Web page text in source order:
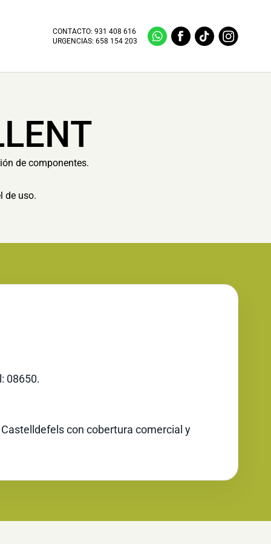
CONTACTO:931 408 616
URGENCIAS:658 154 203
de componentes.
de uso.
08650.
con cobertura comercial y